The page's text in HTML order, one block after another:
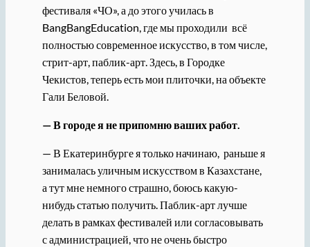
фестиваля «ЧО», а до этого училась в
BangBangEducation, где мы проходили всё
полностью современное искусство, в том числе,
стрит-арт, паблик-арт. Здесь, в Городке
Чекистов, теперь есть мои плиточки, на объекте
Гали Беловой.
— В городе я не припомню ваших работ.
— В Екатеринбурге я только начинаю, раньше я
занималась уличным искусством в Казахстане,
а тут мне немного страшно, боюсь какую-
нибудь статью получить. Паблик-арт лучше
делать в рамках фестивалей или согласовывать
с администрацией, что не очень быстро